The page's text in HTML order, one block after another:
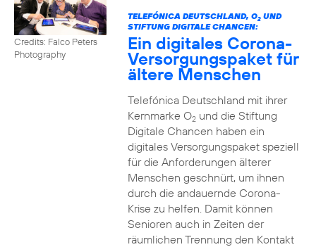
Credits: Falco Peters
Photography
TELEFÓNICA DEUTSCHLAND, O2UND
STIFTUNG DIGITALE CHANCEN:
Ein digitales Corona-
Versorgungspaket für
ältere Menschen
Telefónica Deutschland mit ihrer
Kernmarke O2und die Stiftung
Digitale Chancen haben ein
digitales Versorgungspaket speziell
für die Anforderungen älterer
Menschen geschnürt, um ihnen
durch die andauernde Corona-
Krise zu helfen. Damit können
Senioren auch in Zeiten der
räumlichen Trennung den Kontakt